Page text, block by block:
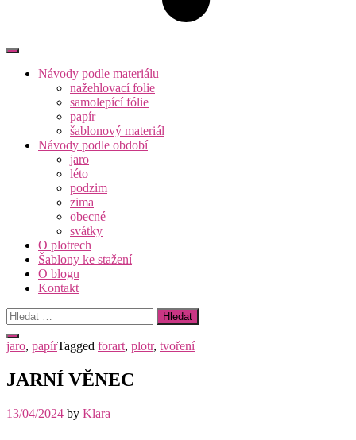
Návody podle materiálu
nažehlovací folie
samolepící fólie
papír
šablonový materiál
Návody podle období
jaro
léto
podzim
zima
obecné
svátky
O plotrech
Šablony ke stažení
O blogu
Kontakt
Vyhledávání
jaro, papírTagged forart, plotr, tvoření
JARNÍ VĚNEC
13/04/2024 by Klara